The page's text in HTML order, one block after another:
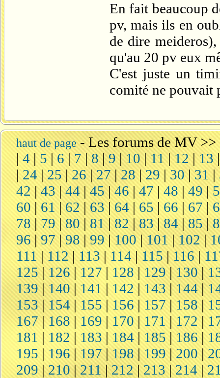
En fait beaucoup
pv, mais ils en
de dire
qu'au 20 pv eux
C'est juste un
comité ne pouvait
haut de page-Les forums de MV>>
|4| 5|6 |7|8|9|10|11 |12|13
|24 |25|26|27|28|29| 30|31 |
42|43|44|45|46|47 |48 |49|
60 | 61|62|63|64| 65| 66 |67 |
78| 79|80|81|82|83|84 |85|
96|97|98|99 |100|101|102|
111 |112| 113 | 114| 115| 116|
125|126|127 | 128 |129|130|
139|140|141 | 142 | 143|144|
153|154|155 |156 |157 |158|
167|168 | 169 | 170 | 171 |172 |
181 | 182 | 183 | 184 | 185 |186|
195 | 196 |197|198|199|200 |
209|210|211|212|213|214|